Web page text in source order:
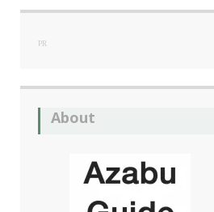
PR
About